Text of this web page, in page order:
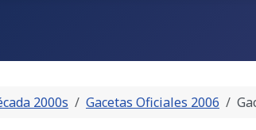
2000s Gacetas Oficiales 2006